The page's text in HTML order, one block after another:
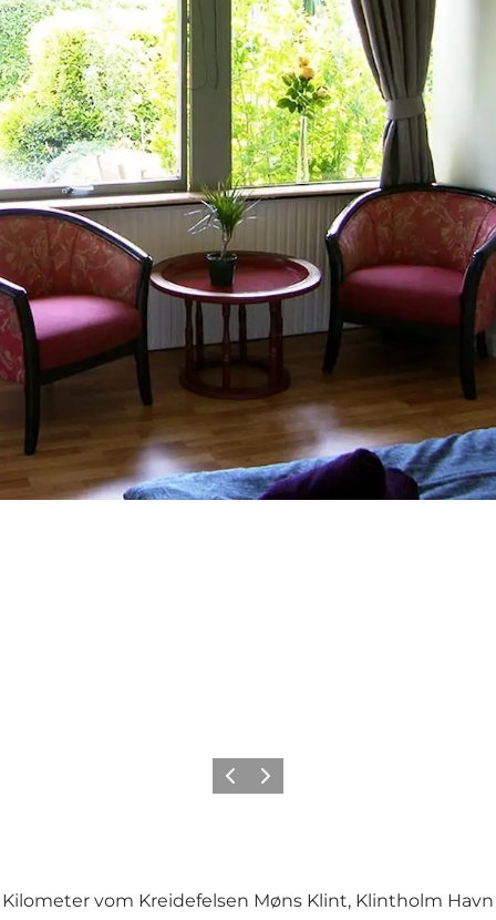
ZurückWeiter
vom Kreidefelsen Møns Klint, Klintholm